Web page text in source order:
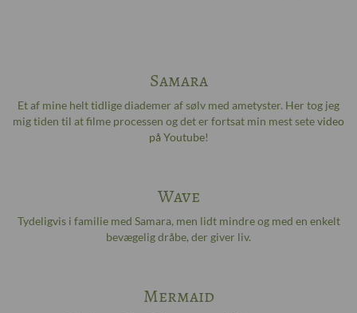
Samara
Et af mine helt tidlige diademer af sølv med ametyster. Her tog jeg
mig tiden til at filme processen og det er fortsat min mest setevideo
på Youtube!
Wave
Tydeligvis i familie med Samara, men lidt mindre og med en enkelt
bevægelig dråbe, der giver liv.
Mermaid